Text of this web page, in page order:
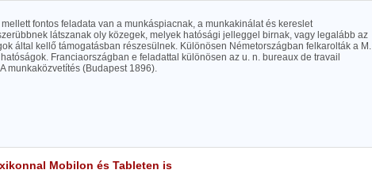
fontos feladata van a munkáspiacnak, a munkakinálat és kereslet
látszanak oly közegek, melyek hatósági jelleggel birnak, vagy legalább az
által kellő támogatásban részesülnek. Különösen Németországban felkarolták a M.
Franciaországban e feladattal különösen az u. n. bureaux de travail
munkaközvetítés (Budapest 1896).
Mobilon és Tableten is